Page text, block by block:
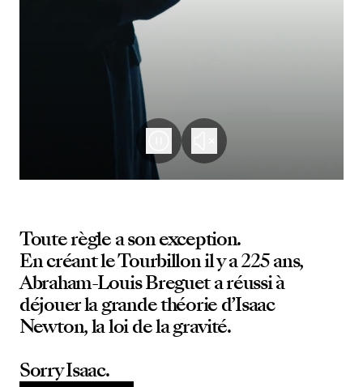
Toute règle a son exception.
En créant le Tourbillon il y a 225 ans,
Abraham-Louis Breguet a réussi à
déjouer la grande théorie d’Isaac
Newton, la loi de la gravité.
Sorry Isaac.